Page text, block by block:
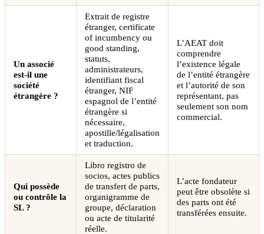
Un associé
est-il une
société
étrangère ?
Extrait de registre
étranger, certificate
of incumbency ou
good standing,
statuts,
administrateurs,
identifiant fiscal
étranger, NIF
espagnol de l’entité
étrangère si
nécessaire,
apostille/légalisation
et traduction.
L’AEAT doit
comprendre
l’existence légale
de l’entité étrangère
et l’autorité de son
représentant, pas
seulement son nom
commercial.
Qui possède
ou contrôle la
SL ?
Libro registro de
socios, actes publics
de transfert de parts,
organigramme de
groupe, déclaration
ou acte de titularité
réelle.
L’acte fondateur
peut être obsolète si
des parts ont été
transférées ensuite.